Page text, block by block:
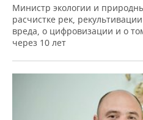
Министр экологии и
расчистке рек,
вреда, о цифровизации и о
через 10 лет